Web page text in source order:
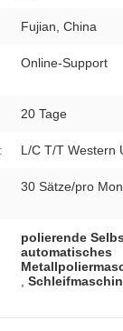
Fujian, China
Online-Support
20 Tage
L/C T/T Western
30 Sätze/pro
polierende
automatisches
,